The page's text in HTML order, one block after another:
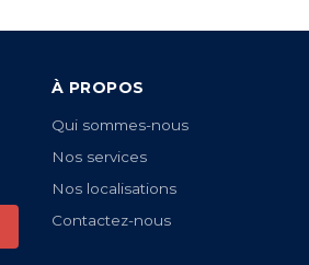
À PROPOS
Qui sommes-nous
Nos services
Nos localisations
Contactez-nous